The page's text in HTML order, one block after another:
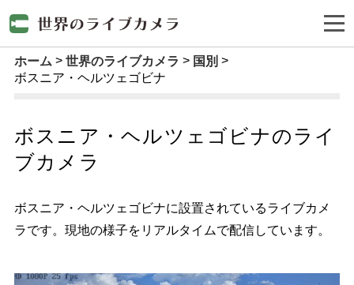
ホーム 世界のライブカメラ
国別
ボスニア・ヘルツェゴビナ
ボスニア・ヘルツェゴビナのライ
ブカメラ
ボスニア・ヘルツェゴビナに設置されているライブカメ
ラです。現地の様子をリアルタイムで配信しています。